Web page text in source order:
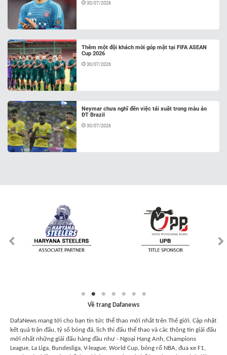
30/07/2026
Thêm một đội khách mời góp mặt tại FIFA ASEAN
Cup 2026
30/07/2026
Neymar chưa nghĩ đến việc tái xuất trong màu áo
ĐT Brazil
30/07/2026
Về trang Dafanews
DafaNews mang tới cho bạn tin tức thể thao mới nhất trên Thế giới. Cập nhật
kết quả trận đấu, tỷ số bóng đá, lịch thi đấu thể thao và các thông tin giải đấu
mới nhất những giải đấu hàng đầu như - Ngoại Hạng Anh, Champions
League, La Liga, Bundesliga, V-league, World Cup, bóng rổ NBA, đua xe F1,